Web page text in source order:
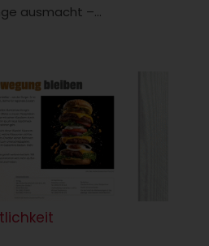
ausmacht –...